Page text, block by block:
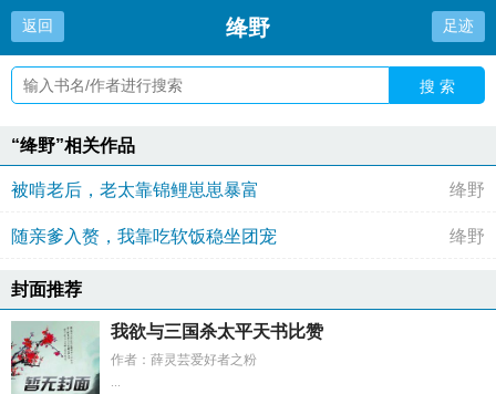
返回 绛野 足迹
搜 索
“绛野”相关作品
被啃老后，老太靠锦鲤崽崽暴富 绛野
随亲爹入赘，我靠吃软饭稳坐团宠 绛野
封面推荐
我欲与三国杀太平天书比赞
作者：薛灵芸爱好者之粉
...